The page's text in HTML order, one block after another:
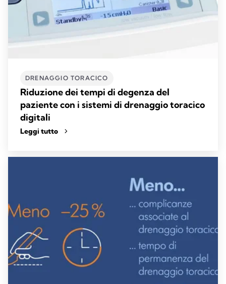
DRENAGGIO TORACICO
Riduzione dei tempi di degenza del
paziente con i sistemi di drenaggio toracico
digitali
Leggi tutto